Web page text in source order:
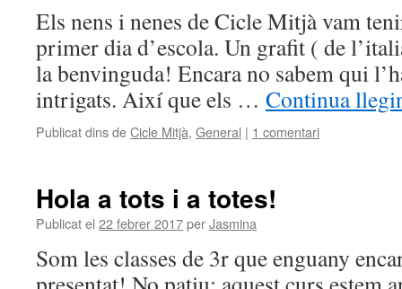
Els nens i nenes de Cicle Mitjà vam
primer dia d’escola. Un grafit ( de
la benvinguda! Encara no sabem qui
intrigats. Així que els … Continua
Publicat dins deCicle Mitjà, General | 1 comentari
Hola a tots i a totes!
Publicat el 22 febrer 2017perJasmina
Som les classes de 3r que enguany